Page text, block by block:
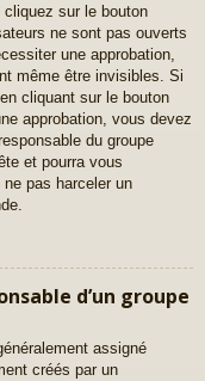
cliquez sur le bouton
ne sont pas ouverts
une approbation,
même être invisibles. Si
cliquant sur le bouton
approbation, vous devez
du groupe
et pourra vous
pas harceler un
d’un groupe
assigné
créés par un